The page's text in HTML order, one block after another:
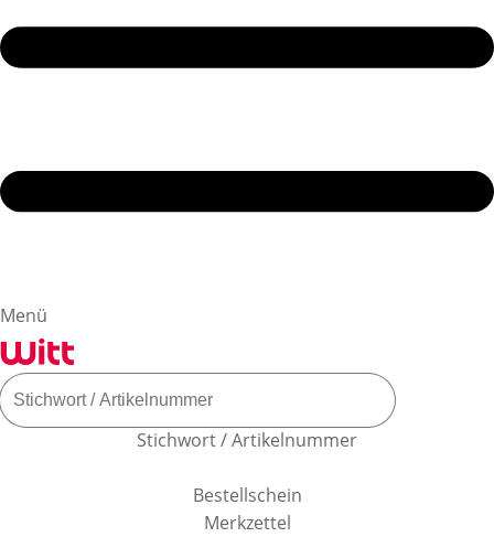
Menü
Stichwort / Artikelnummer
Bestellschein
Merkzettel